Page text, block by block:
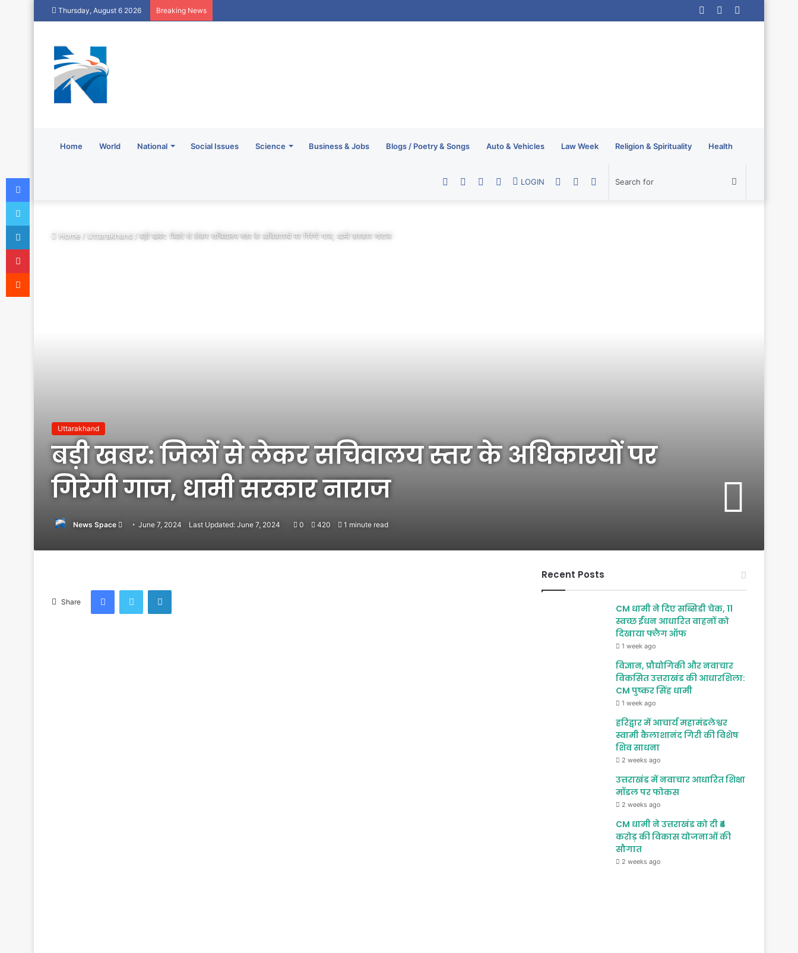
Thursday, August 6 2026 Breaking News
Random
Log
Home World National Social Issues Science Business & Jobs Blogs / Poetry & Songs Auto & Vehicles Law Week Religion & Spirituality Health
Search
Switch
Sidebar
Random
LOGIN
RSS
YouTube
Twitter
Facebook
Home/Uttarakhand /बड़ी खबर: जिलों से लेकर सचिवालय स्तर के अधिकारयों पर गिरेगी गाज, धामी सरकार नाराज
Uttarakhand
बड़ी खबर: जिलों से लेकर सचिवालय स्तर के अधिकारयों पर
गिरेगी गाज, धामी सरकार नाराज
News Space
Send
email
June 7, 2024 Last Updated: June 7, 2024 0 420 1 minute read
Share
FacebookTwitter LinkedIn
Recent Posts
CM धामी ने दिए सब्सिडी चेक, 11
स्वच्छ ईंधन आधारित वाहनों को
दिखाया फ्लैग ऑफ
1 week ago
विज्ञान, प्रौद्योगिकी और नवाचार
विकसित उत्तराखंड की आधारशिला:
CM पुष्कर सिंह धामी
1 week ago
हरिद्वार में आचार्य महामंडलेश्वर
स्वामी कैलाशानंद गिरी की विशेष
शिव साधना
2 weeks ago
उत्तराखंड में नवाचार आधारित शिक्षा
मॉडल पर फोकस
2 weeks ago
CM धामी ने उत्तराखंड को दी ₹4
करोड़ की विकास योजनाओं की
सौगात
2 weeks ago
Facebook
Twitter
LinkedIn
Pinterest
Reddit